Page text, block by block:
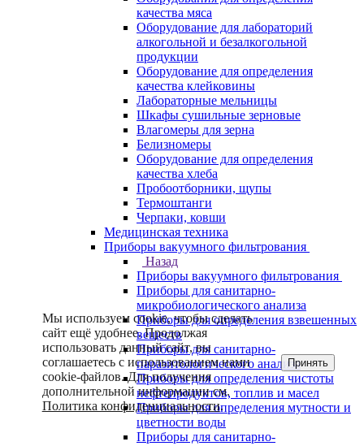
качества мяса
Оборудование для лабораторий
алкогольной и безалкогольной
продукции
Оборудование для определения
качества клейковины
Лабораторные мельницы
Шкафы сушильные зерновые
Влагомеры для зерна
Белизномеры
Оборудование для определения
качества хлеба
Пробоотборники, щупы
Термоштанги
Черпаки, ковши
Медицинская техника
Приборы вакуумного фильтрования
Назад
Приборы вакуумного фильтрования
Приборы для санитарно-
микробиологического анализа
Приборы для определения взвешенных
веществ
Приборы для санитарно-
паразитологического анализа
Приборы для определения чистоты
нефтепродуктов, топлив и масел
Приборы для определения мутности и
цветности воды
Приборы для санитарно-
Мы используем cookie, чтобы сделать
сайт ещё удобнее. Продолжая
использовать данный сайт, вы
соглашаетесь с использованием нами
cookie-файлов. Для получения
дополнительной информации см.
Политика конфиденциальности.
Принять